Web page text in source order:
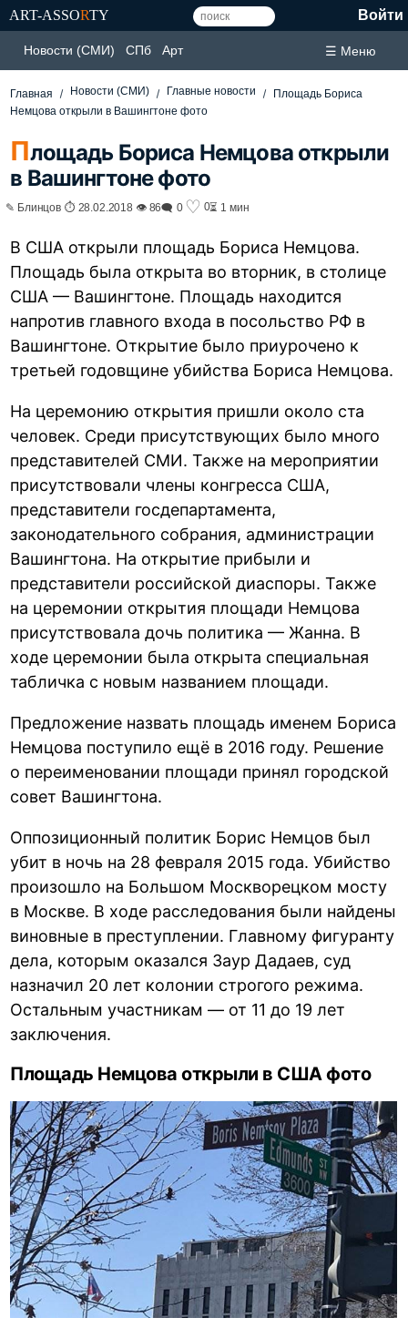
ART-ASSORTY Войти
Новости (СМИ) СПб Арт ☰ Меню
Главная Новости (СМИ) Главные новости
Площадь Бориса
Немцова открыли в Вашингтоне фото
Площадь Бориса Немцова открыли
в Вашингтоне фото
✎ Блинцов ⏱ 28.02.2018 👁 86🗨 0 ♡ 0⏳ 1 мин
В США открыли площадь Бориса Немцова.
Площадь была открыта во вторник, в столице
США — Вашингтоне. Площадь находится
напротив главного входа в посольство РФ в
Вашингтоне. Открытие было приурочено к
третьей годовщине убийства Бориса Немцова.
На церемонию открытия пришли около ста
человек. Среди присутствующих было много
представителей СМИ. Также на мероприятии
присутствовали члены конгресса США,
представители госдепартамента,
законодательного собрания, администрации
Вашингтона. На открытие прибыли и
представители российской диаспоры. Также
на церемонии открытия площади Немцова
присутствовала дочь политика — Жанна. В
ходе церемонии была открыта специальная
табличка с новым названием площади.
Предложение назвать площадь именем Бориса
Немцова поступило ещё в 2016 году. Решение
о переименовании площади принял городской
совет Вашингтона.
Оппозиционный политик Борис Немцов был
убит в ночь на 28 февраля 2015 года. Убийство
произошло на Большом Москворецком мосту
в Москве. В ходе расследования были найдены
виновные в преступлении. Главному фигуранту
дела, которым оказался Заур Дадаев, суд
назначил 20 лет колонии строгого режима.
Остальным участникам — от 11 до 19 лет
заключения.
Площадь Немцова открыли в США фото